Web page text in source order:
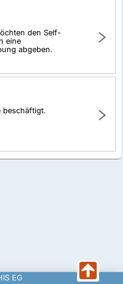
den Self-
eine
abgeben.
beschäftigt.
EG